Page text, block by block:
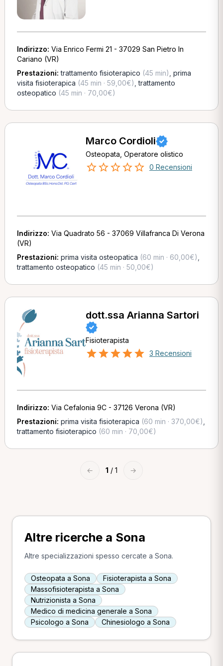
Indirizzo: Via Enrico Fermi 21 - 37029 San Pietro In
Cariano (VR)
Prestazioni:trattamento fisioterapico (45 min) prima
visita fisioterapica (45 min · 59,00€) ,trattamento
osteopatico (45 min · 70,00€)
Marco Cordioli
Osteopata, Operatore olistico
0 Recensioni
Indirizzo: Via Quadrato 56 - 37069 Villafranca Di Verona
(VR)
Prestazioni: prima visita osteopatica (60 min · 60,00€)
trattamento osteopatico (45 min · 50,00€)
dott.ssa Arianna Sartori
Fisioterapista
3 Recensioni
Indirizzo: Via Cefalonia 9C - 37126 Verona (VR)
Prestazioni: prima visita fisioterapica (60 min · 370,00€)
trattamento fisioterapico (60 min · 70,00€)
← 1 / 1 →
Altre ricerche a Sona
Altre specializzazioni spesso cercate a Sona.
Osteopata a Sona
Fisioterapista a Sona
Massofisioterapista a Sona
Nutrizionista a Sona
Medico di medicina generale a Sona
Psicologo a Sona
Chinesiologo a Sona